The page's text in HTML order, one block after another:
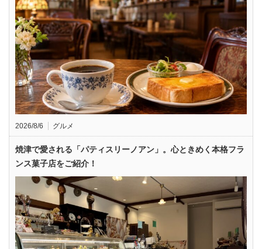
2026/8/6 グルメ
焼津で愛される「パティスリーノアン」。心ときめく本格フラ
ンス菓子店をご紹介！